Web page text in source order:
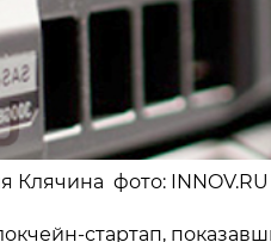
Клячина фото: INNOV.RU
стартап,